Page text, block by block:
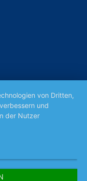
von Dritten,
und
der Nutzer